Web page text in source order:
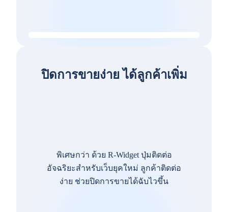
ปิดการขายง่าย ได้ลูกค้าเพิ่ม
พิเศษกว่า ด้วย R-Widget ปุ่มติดต่อ
อัจฉริยะสำหรับเว็บยุคใหม่ ลูกค้าติดต่อ
ง่าย ช่วยปิดการขายได้ฉับไวขึ้น